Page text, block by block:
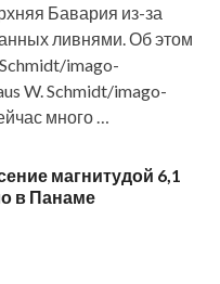
Бавария из-за
ливнями. Об этом
imago-
W. Schmidt/imago-
много …
магнитудой 6,1
в Панаме